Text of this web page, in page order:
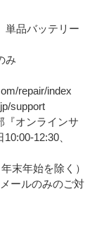
単品バッテリー
み
repair/index
support
オンラインサ
12:30、
末年始を除く）
ールのみのご対